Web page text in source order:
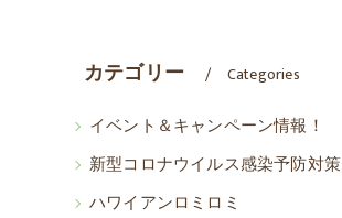
カテゴリー Categories
イベント＆キャンペーン情報！
新型コロナウイルス感染予防対策
ハワイアンロミロミ